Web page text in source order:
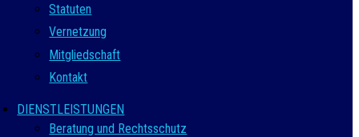
Statuten
Vernetzung
Mitgliedschaft
Kontakt
DIENSTLEISTUNGEN
Beratung und Rechtsschutz